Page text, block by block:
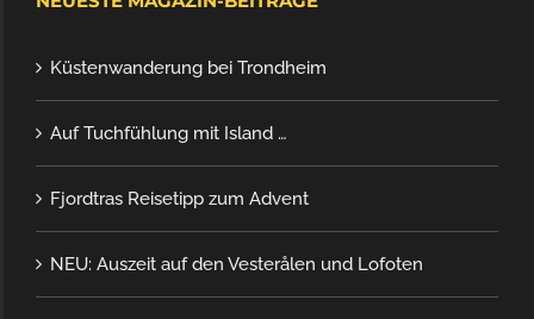
Küstenwanderung bei Trondheim
Auf Tuchfühlung mit Island …
Fjordtras Reisetipp zum Advent
NEU: Auszeit auf den Vesterålen und Lofoten